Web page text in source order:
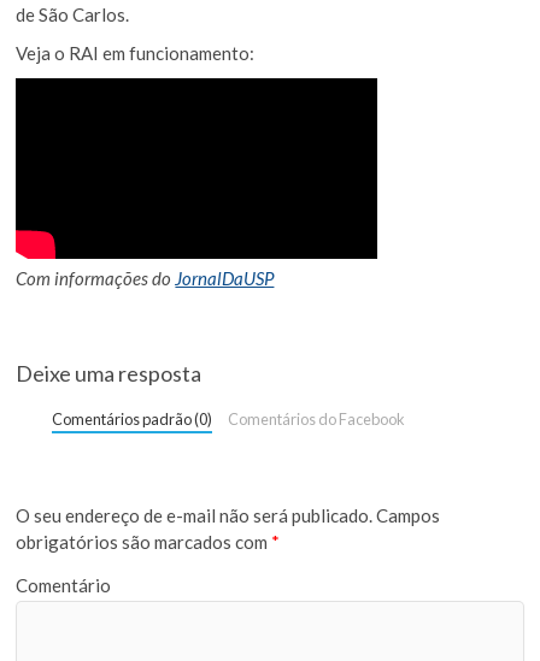
de São Carlos.
Veja o RAI em funcionamento:
Com informações do JornalDaUSP
Deixe uma resposta
Comentários padrão (0) Comentários do Facebook
O seu endereço de e-mail não será publicado.Campos
obrigatórios são marcados com *
Comentário